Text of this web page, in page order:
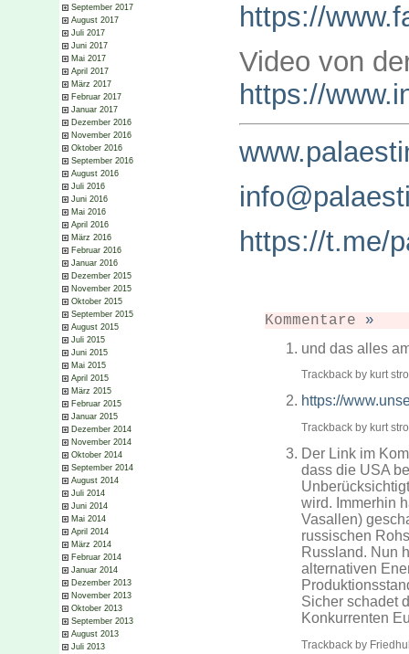
September 2017
August 2017
Juli 2017
Juni 2017
Mai 2017
April 2017
März 2017
Februar 2017
Januar 2017
Dezember 2016
November 2016
Oktober 2016
September 2016
August 2016
Juli 2016
Juni 2016
Mai 2016
April 2016
März 2016
Februar 2016
Januar 2016
Dezember 2015
November 2015
Oktober 2015
September 2015
August 2015
Juli 2015
Juni 2015
Mai 2015
April 2015
März 2015
Februar 2015
Januar 2015
Dezember 2014
November 2014
Oktober 2014
September 2014
August 2014
Juli 2014
Juni 2014
Mai 2014
April 2014
März 2014
Februar 2014
Januar 2014
Dezember 2013
November 2013
Oktober 2013
September 2013
August 2013
Juli 2013
https://
Video von
https://
https://t.me/
Kommentare »
und das alles
Trackback by kurt
https://
Trackback by kurt
Der Link im
dass die USA
wird. Immerhin
Vasallen)
russischen
Russland. Nun
alternativen
Sicher schadet
Konkurrenten
Trackback by